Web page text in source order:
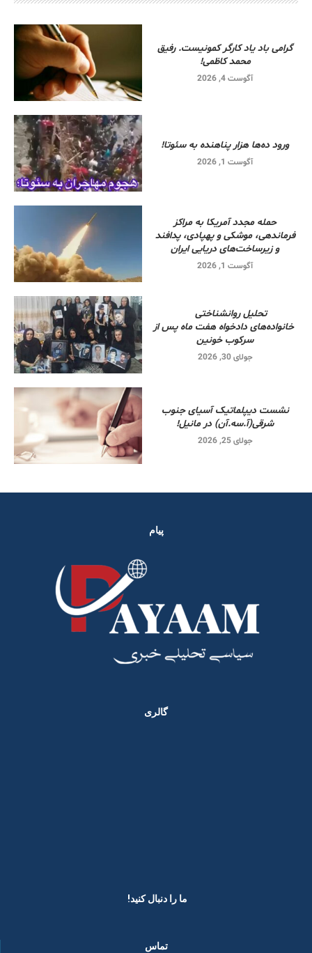
گرامی باد یاد کارگر کمونیست. رفیق
محمد کاظمی!
آگوست 4, 2026
ورود ده‌ها هزار پناهنده به سئوتا!
آگوست 1, 2026
حمله مجدد آمریکا به مراکز
فرماندهی، موشکی و پهپادی، پدافند
و زیرساخت‌های دریایی ایران
آگوست 1, 2026
تحلیل روانشناختی
خانواده‌های دادخواه هفت ماه پس از
سرکوب خونین
جولای 30, 2026
نشست دیپلماتیک آسیای جنوب
شرقی‌(آ.سه.آن) در مانیل!
جولای 25, 2026
پیام
گالری
ما را دنبال کنید! ​
تماس